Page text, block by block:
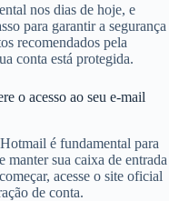
nos dias de hoje, e
para garantir a segurança
recomendados pela
conta está protegida.
o acesso ao seu e-mail
é fundamental para
manter sua caixa de entrada
acesse o site oficial
de conta.